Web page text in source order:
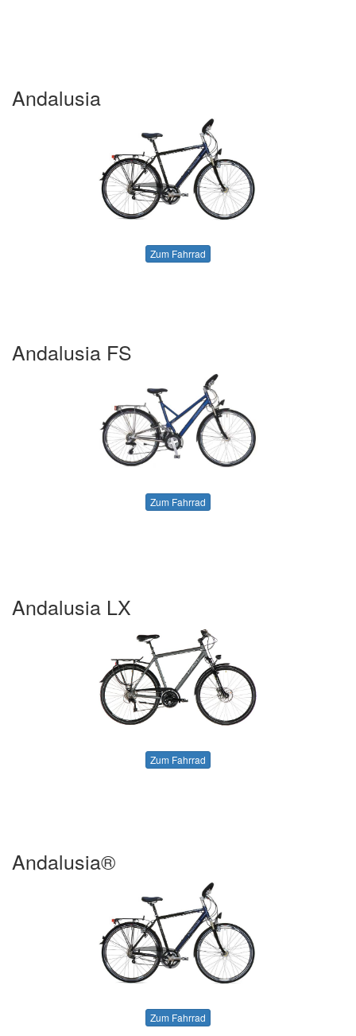
Andalusia
Zum Fahrrad
Andalusia FS
Zum Fahrrad
Andalusia LX
Zum Fahrrad
Andalusia®
Zum Fahrrad